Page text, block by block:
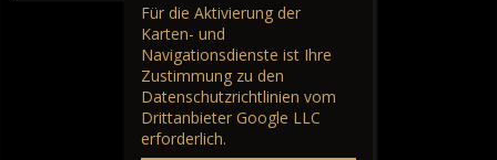
Für die Aktivierung der
Karten- und
Navigationsdienste ist Ihre
Zustimmung zu den
Datenschutzrichtlinien vom
Drittanbieter Google LLC
erforderlich.